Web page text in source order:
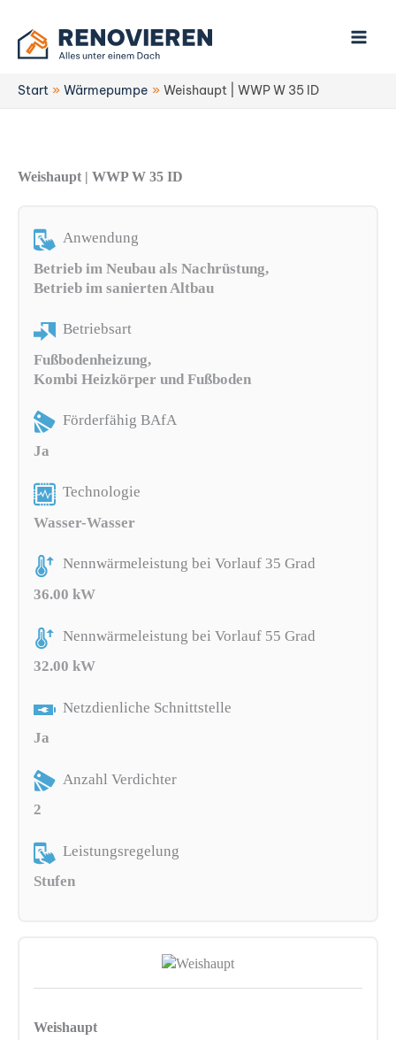
Inhalt
springen
Start Wärmepumpe Weishaupt | WWP W 35 ID
Weishaupt | WWP W 35 ID
Anwendung
Betrieb im Neubau als Nachrüstung,
Betrieb im sanierten Altbau
Betriebsart
Fußbodenheizung,
Kombi Heizkörper und Fußboden
Förderfähig BAfA
Ja
Technologie
Wasser-Wasser
Nennwärmeleistung bei Vorlauf 35 Grad
36.00 kW
Nennwärmeleistung bei Vorlauf 55 Grad
32.00 kW
Netzdienliche Schnittstelle
Ja
Anzahl Verdichter
2
Leistungsregelung
Stufen
Weishaupt